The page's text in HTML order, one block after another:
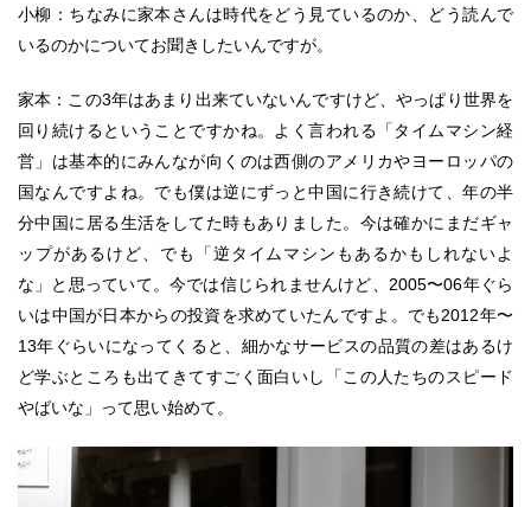
小柳：ちなみに家本さんは時代をどう見ているのか、どう読んで
いるのかについてお聞きしたいんですが。
家本：この3年はあまり出来ていないんですけど、やっぱり世界を
回り続けるということですかね。よく言われる「タイムマシン経
営」は基本的にみんなが向くのは西側のアメリカやヨーロッパの
国なんですよね。でも僕は逆にずっと中国に行き続けて、年の半
分中国に居る生活をしてた時もありました。今は確かにまだギャ
ップがあるけど、でも「逆タイムマシンもあるかもしれないよ
な」と思っていて。今では信じられませんけど、2005〜06年ぐら
いは中国が日本からの投資を求めていたんですよ。でも2012年〜
13年ぐらいになってくると、細かなサービスの品質の差はあるけ
ど学ぶところも出てきてすごく面白いし「この人たちのスピード
やばいな」って思い始めて。